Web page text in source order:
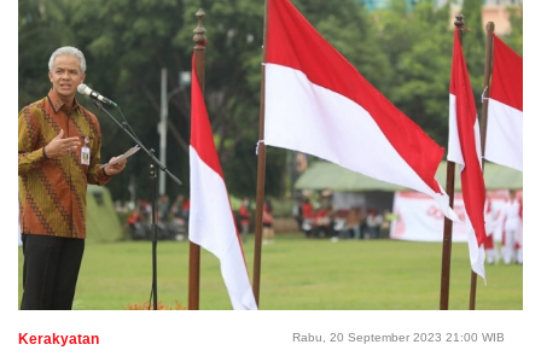
Kerakyatan Rabu, 20 September 2023 21:00 WIB